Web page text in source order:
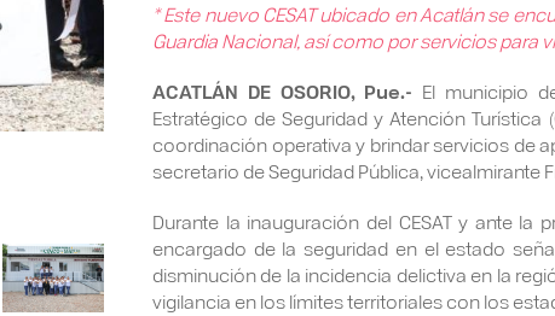
* Este nuevo CESAT ubicado en Acatlán se
Guardia Nacional, así como por servicios para
ACATLÁN DE OSORIO, Pue.- El municipio
Estratégico de Seguridad y Atención Turística
coordinación operativa y brindar servicios de
secretario de Seguridad Pública, vicealmirante
Durante la inauguración del CESAT y ante la
encargado de la seguridad en el estado
disminución de la incidencia delictiva en la
vigilancia en los límites territoriales con los